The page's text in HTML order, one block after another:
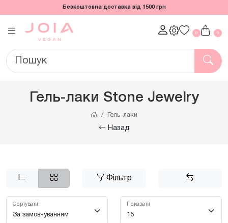
Безкоштовна доставка від 1500 грн
0 0
Гель-лаки Stone Jewelry
Гель-лаки
Назад
Фільтр
Сортувати: Показати